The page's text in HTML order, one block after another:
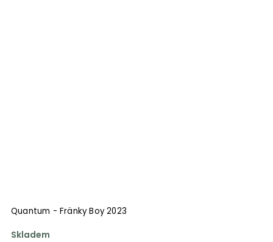
Quantum - Fränky Boy 2023
Skladem